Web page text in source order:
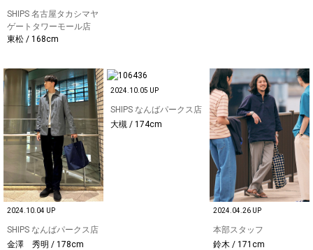
SHIPS 名古屋タカシマヤ
ゲートタワーモール店
東松 / 168cm
2024.10.04 UP
SHIPS なんばパークス店
金澤 秀明 / 178cm
2024.10.05 UP
SHIPS なんばパークス店
大槻 / 174cm
2024.04.26 UP
本部スタッフ
鈴木 / 171cm